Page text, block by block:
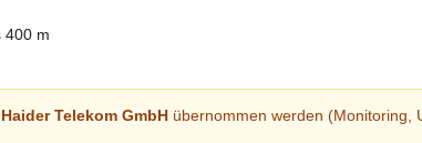
400 m
Haider Telekom GmbH übernommen werden (Monitoring,